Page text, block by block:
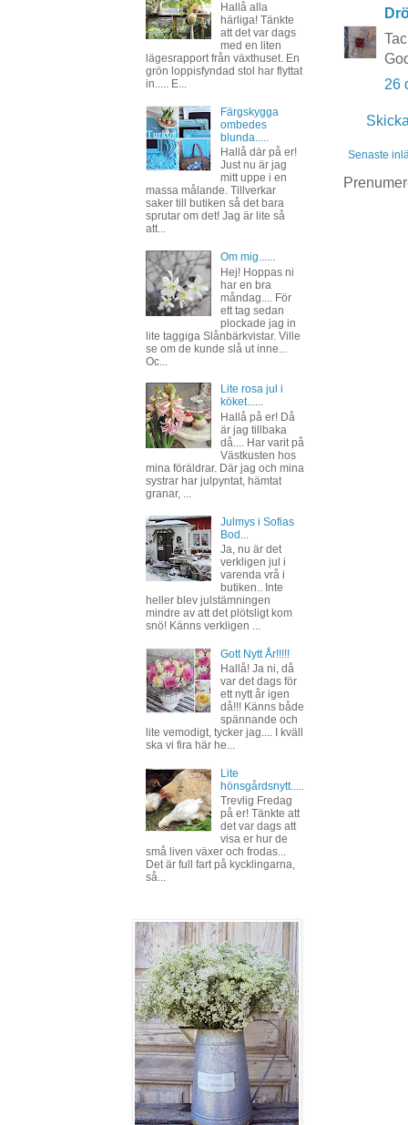
26
Senaste
Hallå alla
härliga! Tänkte
att det var dags
med en liten
lägesrapport från växthuset. En
grön loppisfyndad stol har flyttat
in..... E...
Färgskygga
ombedes
blunda.....
Hallå där på er!
Just nu är jag
mitt uppe i en
massa målande. Tillverkar
saker till butiken så det bara
sprutar om det! Jag är lite så
att...
Om mig......
Hej! Hoppas ni
har en bra
måndag.... För
ett tag sedan
plockade jag in
lite taggiga Slånbärkvistar. Ville
se om de kunde slå ut inne...
Oc...
Lite rosa jul i
köket......
Hallå på er! Då
är jag tillbaka
då.... Har varit på
Västkusten hos
mina föräldrar. Där jag och mina
systrar har julpyntat, hämtat
granar, ...
Julmys i Sofias
Bod...
Ja, nu är det
verkligen jul i
varenda vrå i
butiken.. Inte
heller blev julstämningen
mindre av att det plötsligt kom
snö! Känns verkligen ...
Gott Nytt År!!!!!
Hallå! Ja ni, då
var det dags för
ett nytt år igen
då!!! Känns både
spännande och
lite vemodigt, tycker jag.... I kväll
ska vi fira här he...
Lite
hönsgårdsnytt.....
Trevlig Fredag
på er! Tänkte att
det var dags att
visa er hur de
små liven växer och frodas...
Det är full fart på kycklingarna,
så...